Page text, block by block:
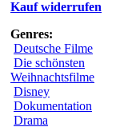
Kauf widerrufen
Genres:
Deutsche Filme
Die schönsten
Weihnachtsfilme
Disney
Dokumentation
Drama